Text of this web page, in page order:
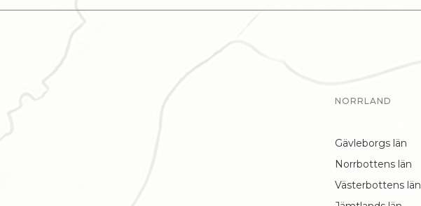
NORRLAND
Gävleborgs län
Norrbottens län
Västerbottens län